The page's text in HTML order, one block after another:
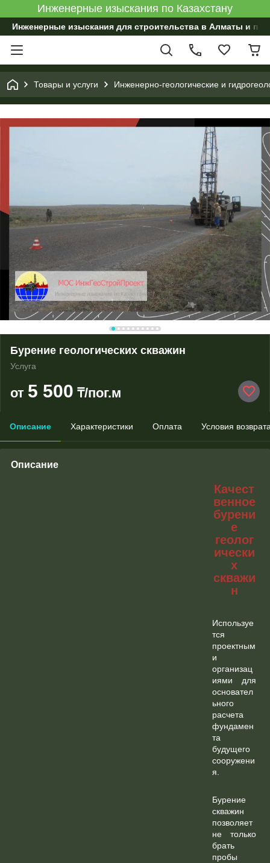
Инженерные изыскания по Казахстану
Инженерные изыскания для строительства в Алматы и по
Товары и услуги Инженерно-геологические и
Бурение геологических скважин
Услуга
от 5 500 ₸/пог.м
Описание Характеристики Оплата Условия
Описание
Качест
венное
бурени
е
геолог
ически
х
скважи
н
Используе
тся
проектным
и
организац
иями для
основател
ьного
расчета
фундамен
та
будущего
сооружени
я.
Бурение
скважин
позволяет
не только
брать
пробы